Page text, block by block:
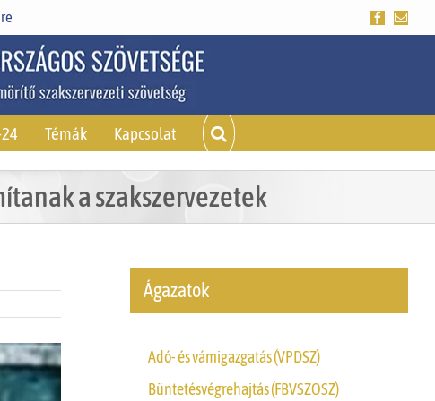
Facebook
24 Témák Kapcsolat
a szakszervezetek
Ágazatok
Adó- és vámigazgatás (VPDSZ)
Büntetésvégrehajtás (FBVSZOSZ)